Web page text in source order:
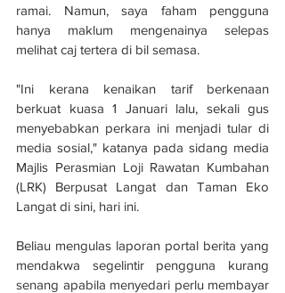
ramai. Namun, saya faham pengguna
hanya maklum mengenainya selepas
melihat caj tertera di bil semasa.
"Ini kerana kenaikan tarif berkenaan
berkuat kuasa 1 Januari lalu, sekali gus
menyebabkan perkara ini menjadi tular di
media sosial," katanya pada sidang media
Majlis Perasmian Loji Rawatan Kumbahan
(LRK) Berpusat Langat dan Taman Eko
Langat di sini, hari ini.
Beliau mengulas laporan portal berita yang
mendakwa segelintir pengguna kurang
senang apabila menyedari perlu membayar